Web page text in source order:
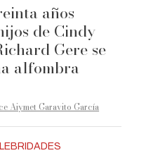
años
de Cindy
Gere se
alfombra
Aiymet Garavito García